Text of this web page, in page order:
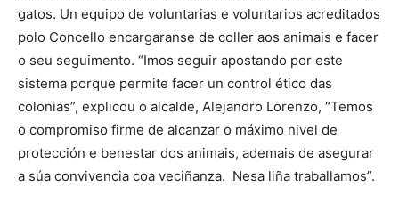
gatos. Un equipo de voluntarias e voluntarios acreditados
polo Concello encargaranse de coller aos animais e facer
o seu seguimento. “Imos seguir apostando por este
sistema porque permite facer un control ético das
colonias”, explicou o alcalde, Alejandro Lorenzo, “Temos
o compromiso firme de alcanzar o máximo nivel de
protección e benestar dos animais, ademais de asegurar
a súa convivencia coa veciñanza. Nesa liña traballamos”.